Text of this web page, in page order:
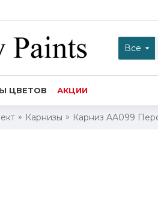
Все
ЦВЕТОВ АКЦИИ
Карнизы Карниз AA099